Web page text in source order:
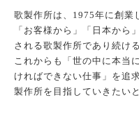
歌製作所は、1975年に創業
「お客様から」「日本から
される歌製作所であり続け
これからも「世の中に本当
ければできない仕事」を追
製作所を目指していきたい